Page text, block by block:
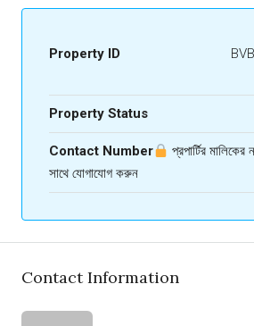
Property ID
Property Status
Contact Number
প্রপার্টির
সাথে যোগাযোগ করুন
Contact Information